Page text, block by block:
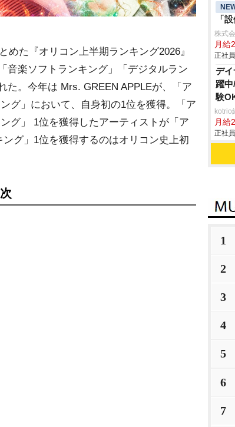
た『オリコン上半期ランキング2026』
音楽ソフトランキング」「デジタルラン
た。今年は Mrs. GREEN APPLEが、「ア
グ」において、自身初の1位を獲得。「ア
グ」 1位を獲得したアーティストが「ア
グ」1位を獲得するのはオリコン史上初
「
株式
月給
正社
デ
躍
験
kotrio
月給
正社
1
2
3
4
5
6
7